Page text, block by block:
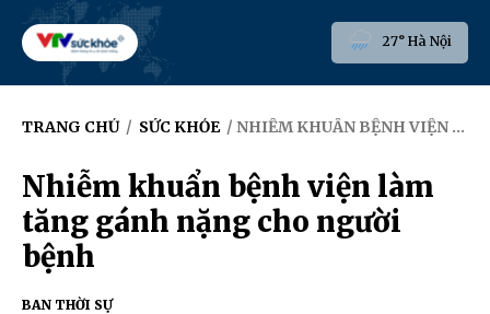
27° Hà Nội
TRANG CHỦ / SỨC KHỎE / NHIỄM KHUẨN BỆNH VIỆN LÀM TĂNG GÁNH NẶNG CHO NGƯỜI BỆNH
Nhiễm khuẩn bệnh viện làm
tăng gánh nặng cho người
bệnh
BAN THỜI SỰ